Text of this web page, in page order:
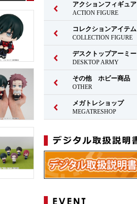
アクションフィギュア
ACTION FIGURE
コレクションアイテム
COLLECTION FIGURE
デスクトップアーミー
DESKTOP ARMY
その他 ホビー商品
OTHER
メガトレショップ
MEGATRESHOP